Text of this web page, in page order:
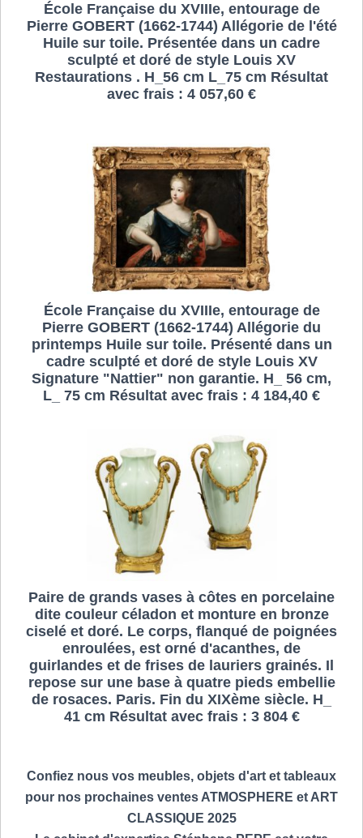
École Française du XVIIIe, entourage de
Pierre GOBERT (1662-1744) Allégorie de l'été
Huile sur toile. Présentée dans un cadre
sculpté et doré de style Louis XV
Restaurations . H_56 cm L_75 cm Résultat
avec frais : 4 057,60 €
École Française du XVIIIe, entourage de
Pierre GOBERT (1662-1744) Allégorie du
printemps Huile sur toile. Présenté dans un
cadre sculpté et doré de style Louis XV
Signature "Nattier" non garantie. H_ 56 cm,
L_ 75 cm Résultat avec frais : 4 184,40 €
Paire de grands vases à côtes en porcelaine
dite couleur céladon et monture en bronze
ciselé et doré. Le corps, flanqué de poignées
enroulées, est orné d'acanthes, de
guirlandes et de frises de lauriers grainés. Il
repose sur une base à quatre pieds embellie
de rosaces. Paris. Fin du XIXème siècle. H_
41 cm Résultat avec frais : 3 804 €
Confiez nous vos meubles, objets d'art et tableaux
pour nos prochaines ventes ATMOSPHERE et ART
CLASSIQUE 2025